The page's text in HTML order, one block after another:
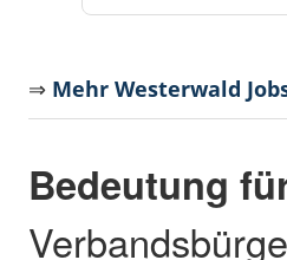
⇒ Mehr Westerwald
Bedeutung